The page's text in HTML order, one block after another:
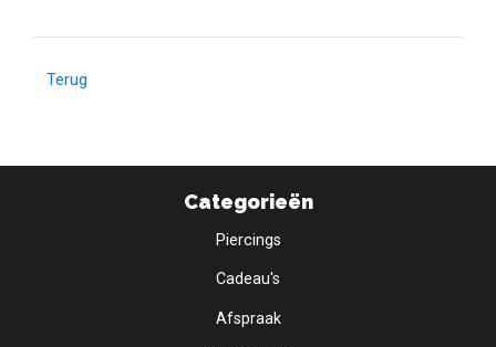
Terug
Categorieën
Piercings
Cadeau's
Afspraak